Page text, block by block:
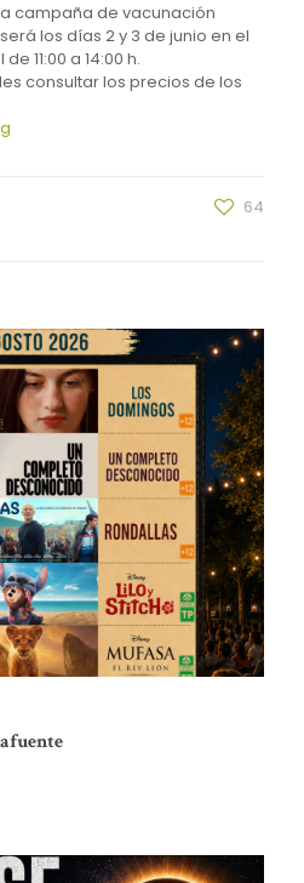
campaña de vacunación
los días 2 y 3 de junio en el
11:00 a 14:00 h.
consultar los precios de los
64